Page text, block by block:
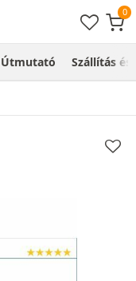
Útmutató Szállítás és